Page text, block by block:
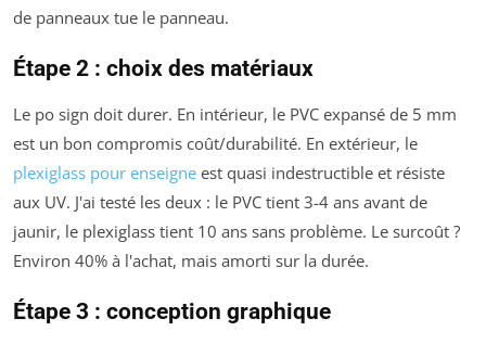
de panneaux tue le panneau.
Étape 2 : choix des matériaux
Le po sign doit durer. En intérieur, le PVC expansé de 5 mm
est un bon compromis coût/durabilité. En extérieur, le
plexiglass pour enseigne est quasi indestructible et résiste
aux UV. J'ai testé les deux : le PVC tient 3-4 ans avant de
jaunir, le plexiglass tient 10 ans sans problème. Le surcoût ?
Environ 40% à l'achat, mais amorti sur la durée.
Étape 3 : conception graphique